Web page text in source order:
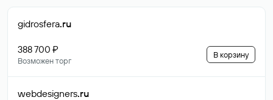
gidrosfera.ru
388 700 ₽
Возможен торг
В корзину
webdesigners.ru